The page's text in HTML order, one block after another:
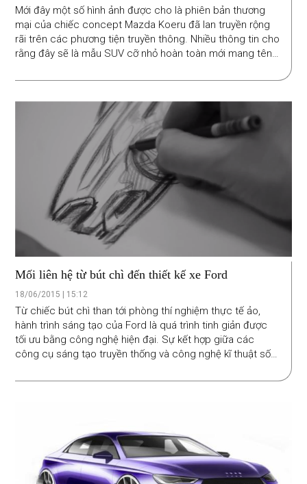
Mới đây một số hình ảnh được cho là phiên bản thương
mại của chiếc concept Mazda Koeru đã lan truyền rộng
rãi trên các phương tiện truyền thông. Nhiều thông tin cho
rằng đây sẽ là mẫu SUV cỡ nhỏ hoàn toàn mới mang tên
gian tới đây.
Mối liên hệ từ bút chì đến thiết kế xe Ford
18/06/2015 | 15:12
Từ chiếc bút chì than tới phòng thí nghiệm thực tế ảo,
hành trình sáng tạo của Ford là quá trình tinh giản được
tối ưu bằng công nghệ hiện đại. Sự kết hợp giữa các
công cụ sáng tạo truyền thống và công nghệ kĩ thuật số
hợp lực tạo ra những chiếc xe chiếm trọn tình cảm của